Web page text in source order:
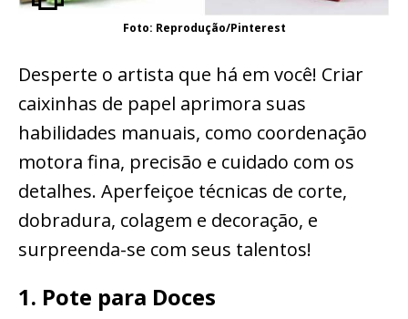
Foto: Reprodução/Pinterest
Desperte o artista que há em você! Criar
caixinhas de papel aprimora suas
habilidades manuais, como coordenação
motora fina, precisão e cuidado com os
detalhes. Aperfeiçoe técnicas de corte,
dobradura, colagem e decoração, e
surpreenda-se com seus talentos!
1. Pote para Doces